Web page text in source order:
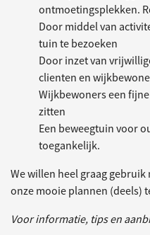
ontmoetingsplekken.
Door middel van
tuin te bezoeken
Door inzet van
clienten en
Wijkbewoners een
zitten
Een beweegtuin voor
toegankelijk.
We willen heel graag
onze mooie plannen (deels)
Voor informatie, tips en